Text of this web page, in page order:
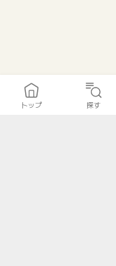
トップ 探す